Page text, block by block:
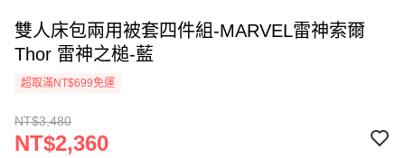
雙人床包兩用被套四件組-MARVEL雷神索爾
Thor 雷神之槌-藍
超取滿NT$699免運
NT$3,480
NT$2,360